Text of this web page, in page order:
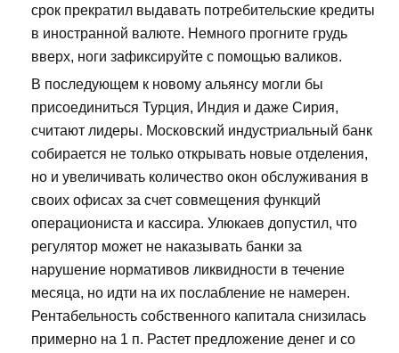
срок прекратил выдавать потребительские кредиты
в иностранной валюте. Немного прогните грудь
вверх, ноги зафиксируйте с помощью валиков.
В последующем к новому альянсу могли бы
присоединиться Турция, Индия и даже Сирия,
считают лидеры. Московский индустриальный банк
собирается не только открывать новые отделения,
но и увеличивать количество окон обслуживания в
своих офисах за счет совмещения функций
операциониста и кассира. Улюкаев допустил, что
регулятор может не наказывать банки за
нарушение нормативов ликвидности в течение
месяца, но идти на их послабление не намерен.
Рентабельность собственного капитала снизилась
примерно на 1 п. Растет предложение денег и со